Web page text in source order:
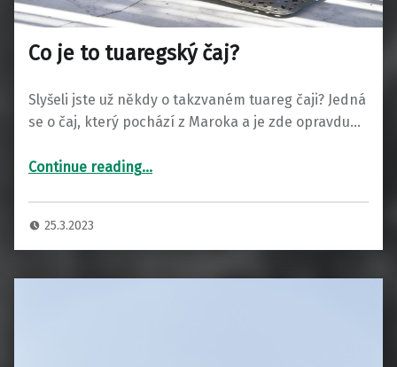
Co je to tuaregský čaj?
Slyšeli jste už někdy o takzvaném tuareg čaji? Jedná
se o čaj, který pochází z Maroka a je zde opravdu…
Continue reading“Co je to tuaregský čaj?”
…
25.3.2023